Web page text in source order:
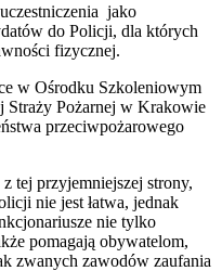
jako
do Policji, dla których
fizycznej.
w Ośrodku Szkoleniowym
Straży Pożarnej w Krakowie
przeciwpożarowego
tej przyjemniejszej strony,
nie jest łatwa, jednak
nie tylko
pomagają obywatelom,
zwanych zawodów zaufania